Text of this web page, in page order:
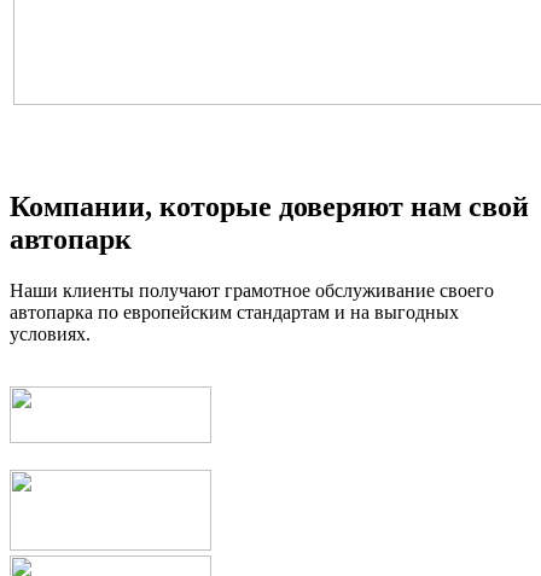
Компании, которые доверяют нам свой
автопарк
Наши клиенты получают грамотное обслуживание своего
автопарка по европейским стандартам и на выгодных
условиях.